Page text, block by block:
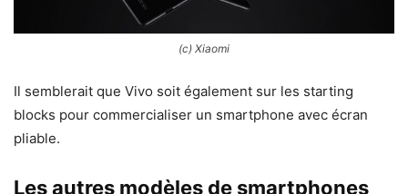
(c) Xiaomi
Il semblerait que Vivo soit également sur les starting
blocks pour commercialiser un smartphone avec écran
pliable.
Les autres modèles de smartphones